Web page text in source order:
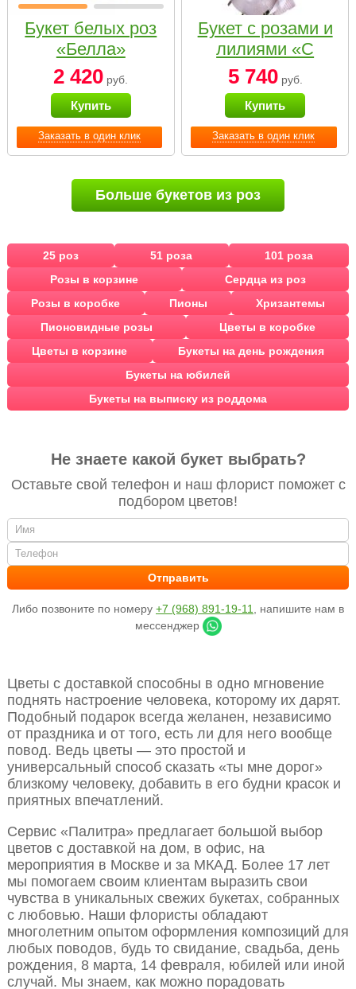
Заказать в один клик
Букет белых роз
«Белла»
2 420 руб.
Купить
Заказать в один клик
Букет с розами и
лилиями «С
наилучшими
пожеланиями»
5 740руб.
Купить
Больше букетов из роз
25 роз 51 роза
101 роза
Розы в корзине
Сердца из роз
Розы в коробке
Пионы
Хризантемы
Пионовидные розы
Цветы в коробке
Цветы в корзине
Букеты на день рождения
Букеты на юбилей
Букеты на выписку из роддома
Не знаете какой букет выбрать?
Оставьте свой телефон и наш флорист поможет с
подбором цветов!
Либо позвоните по номеру +7 (968) 891-19-11
, напишите нам в
мессенджер
Цветы с доставкой способны в одно мгновение
поднять настроение человека, которому их дарят.
Подобный подарок всегда желанен, независимо
от праздника и от того, есть ли для него вообще
повод. Ведь цветы — это простой и
универсальный способ сказать «ты мне дорог»
близкому человеку, добавить в его будни красок и
приятных впечатлений.
Сервис «Палитра» предлагает большой выбор
цветов с доставкой на дом, в офис, на
мероприятия в Москве и за МКАД. Более 17 лет
мы помогаем своим клиентам выразить свои
чувства в уникальных свежих букетах, собранных
с любовью. Наши флористы обладают
многолетним опытом оформления композиций для
любых поводов, будь то свидание, свадьба, день
рождения, 8 марта, 14 февраля, юбилей или иной
случай. Мы знаем, как можно порадовать